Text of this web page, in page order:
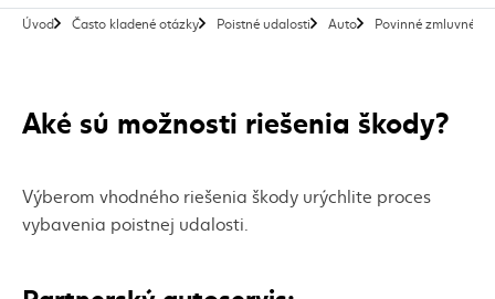
Úvod Často kladené otázky Poistné udalosti Auto Povinné zmluvné
Aké sú možnosti riešenia škody?
Výberom vhodného riešenia škody urýchlite proces
vybavenia poistnej udalosti.